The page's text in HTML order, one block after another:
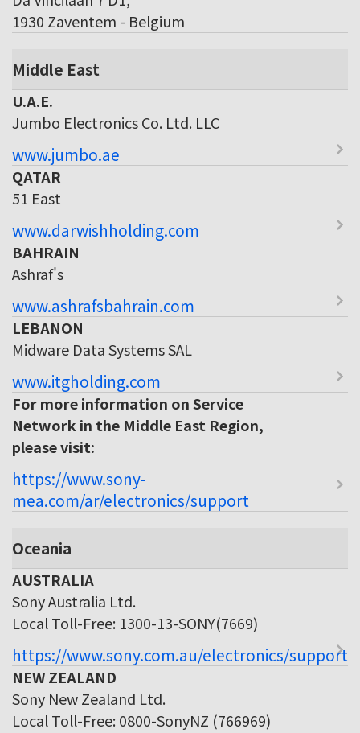
1930 Zaventem - Belgium
Middle East
U.A.E.
Jumbo Electronics Co. Ltd. LLC
www.jumbo.ae
QATAR
51 East
www.darwishholding.com
BAHRAIN
Ashraf's
www.ashrafsbahrain.com
LEBANON
Midware Data Systems SAL
www.itgholding.com
For more information on Service
Network in the Middle East Region,
please visit:
https://www.sony-
mea.com/ar/electronics/support
Oceania
AUSTRALIA
Sony Australia Ltd.
Local Toll-Free: 1300-13-SONY(7669)
https://www.sony.com.au/electronics/support
NEW ZEALAND
Sony New Zealand Ltd.
Local Toll-Free: 0800-SonyNZ (766969)